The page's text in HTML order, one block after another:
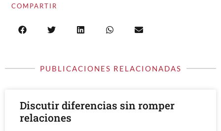
COMPARTIR
PUBLICACIONES RELACIONADAS
Discutir diferencias sin romper
relaciones